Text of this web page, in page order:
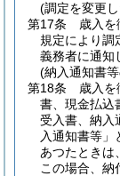
(調定を変更
第17条
歳入を
規定により調
義務者に通知
(納入通知書
第18条
歳入
書、現金払込
受入書、納入
入通知書等」
あつたときは
この場合、納